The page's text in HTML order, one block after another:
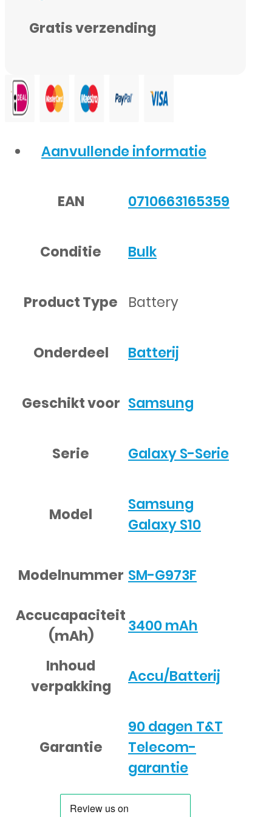
18826A)
3400
mAh
Gratis verzending
Aanvullende informatie
EAN 0710663165359
Conditie Bulk
Product Type Battery
Onderdeel Batterij
Geschikt voor Samsung
Serie Galaxy S-Serie
Model
Samsung
Galaxy S10
Modelnummer SM-G973F
Accucapaciteit
(mAh)
3400 mAh
Inhoud
verpakking
Accu/Batterij
Garantie
90 dagen T&T
Telecom-
garantie